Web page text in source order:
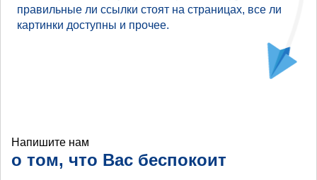
правильные ли ссылки стоят на страницах, все ли
картинки доступны и прочее.
Напишите нам
о том, что Вас беспокоит